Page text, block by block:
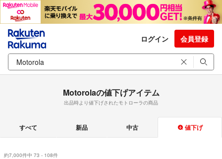
ログイン 会員登録
Motorolaの値下げアイテム
出品時より値下げされたモトローラの商品
すべて 新品 中古 値下げ
約7,000件中 73 - 108件